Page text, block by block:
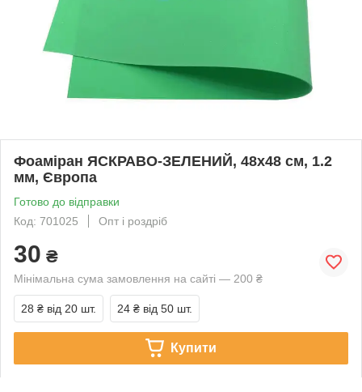
Фоаміран ЯСКРАВО-ЗЕЛЕНИЙ, 48x48 см, 1.2
мм, Європа
Готово до відправки
Код: 701025
Опт і роздріб
30 ₴
Мінімальна сума замовлення на сайті — 200 ₴
28 ₴ від 20 шт. 24 ₴ від 50 шт.
Купити